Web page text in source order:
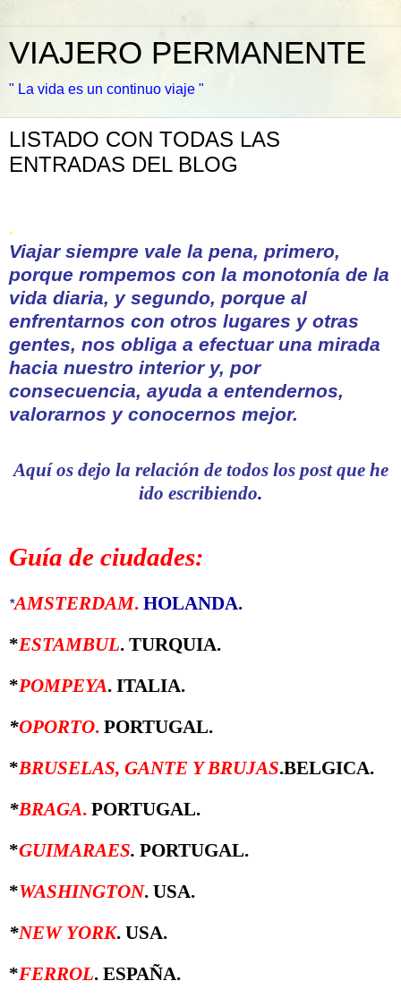
VIAJERO PERMANENTE
" La vida es un continuo viaje "
LISTADO CON TODAS LAS
ENTRADAS DEL BLOG
.
Viajar siempre vale la pena, primero,
porque rompemos con la monotonía de la
vida diaria, y segundo, porque al
enfrentarnos con otros lugares y otras
gentes, nos obliga a efectuar una mirada
hacia nuestro interior y, por
consecuencia, ayuda a entendernos,
valorarnos y conocernos mejor.
Aquí os dejo la relación de todos los post que he
ido escribiendo.
Guía de ciudades:
*AMSTERDAM. HOLANDA.
*ESTAMBUL. TURQUIA.
*POMPEYA. ITALIA.
*OPORTO. PORTUGAL.
*BRUSELAS, GANTE Y BRUJAS.BELGICA.
*BRAGA. PORTUGAL.
*GUIMARAES. PORTUGAL.
*WASHINGTON. USA.
*NEW YORK. USA.
*FERROL. ESPAÑA.